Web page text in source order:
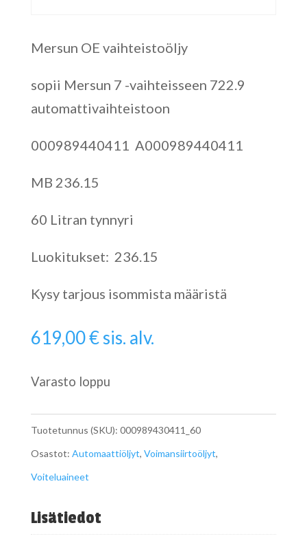
Mersun OE vaihteistoöljy
sopii Mersun 7 -vaihteisseen 722.9
automattivaihteistoon
000989440411 A000989440411
MB 236.15
60 Litran tynnyri
Luokitukset: 236.15
Kysy tarjous isommista määristä
619,00€sis. alv.
Varasto loppu
Tuotetunnus (SKU): 000989430411_60
Osastot: Automaattiöljyt, Voimansiirtoöljyt,
Voiteluaineet
Lisätiedot